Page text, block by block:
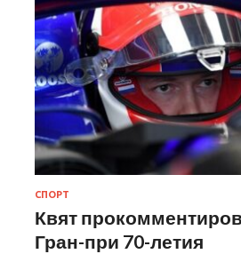
СПОРТ
Квят
Гран-при 70-летия